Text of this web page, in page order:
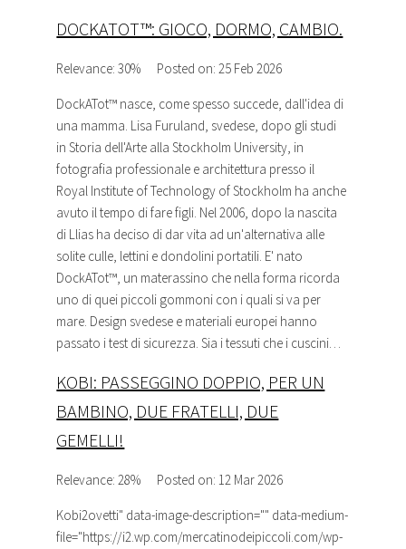
DOCKATOT™: GIOCO, DORMO, CAMBIO.
Relevance: 30% Posted on: 25 Feb 2026
DockATot™ nasce, come spesso succede, dall'idea di
una mamma. Lisa Furuland, svedese, dopo gli studi
in Storia dell'Arte alla Stockholm University, in
fotografia professionale e architettura presso il
Royal Institute of Technology of Stockholm ha anche
avuto il tempo di fare figli. Nel 2006, dopo la nascita
di Llias ha deciso di dar vita ad un'alternativa alle
solite culle, lettini e dondolini portatili. E' nato
DockATot™, un materassino che nella forma ricorda
uno di quei piccoli gommoni con i quali si va per
mare. Design svedese e materiali europei hanno
passato i test di sicurezza. Sia i tessuti che i cuscini…
KOBI: PASSEGGINO DOPPIO, PER UN
BAMBINO, DUE FRATELLI, DUE
GEMELLI!
Relevance: 28% Posted on: 12 Mar 2026
Kobi2ovetti" data-image-description="" data-medium-
file="https://i2.wp.com/mercatinodeipiccoli.com/wp-